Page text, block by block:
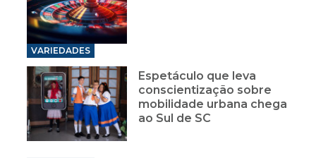
VARIEDADES
Espetáculo que leva
conscientização sobre
mobilidade urbana chega
ao Sul de SC